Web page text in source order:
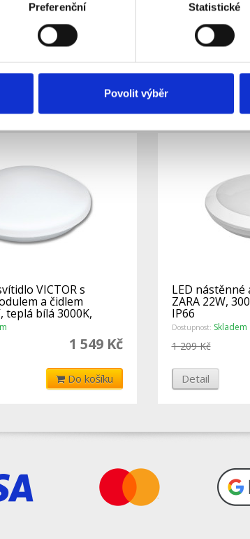
Preferenční Statistické
Povolit výběr
je vybavena nastavitelným mikrovlnným čidlem
výpadku zajistí až 5 hodin nouzového provozu.
HF čidlo pohybu funguje na principu mikrovln,
výrobky
VICTOR s
a čidlem
teplá bílá 3000K,
1 549 Kč
Do košíku
LED
ZARA 22W,
IP66
Dostupnost: Skladem
1 209 Kč
Detail